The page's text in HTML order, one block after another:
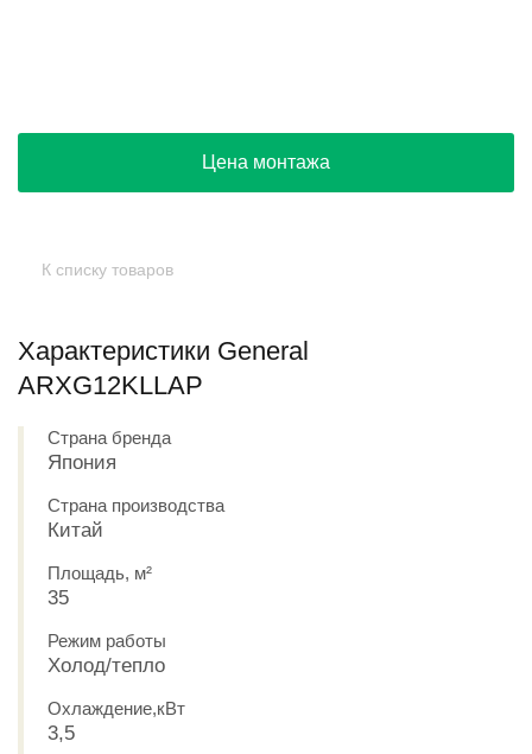
Цена монтажа
К списку товаров
Характеристики General
ARXG12KLLAP
Страна бренда
Япония
Страна производства
Китай
Площадь, м²
35
Режим работы
Холод/тепло
Охлаждение,кВт
3,5